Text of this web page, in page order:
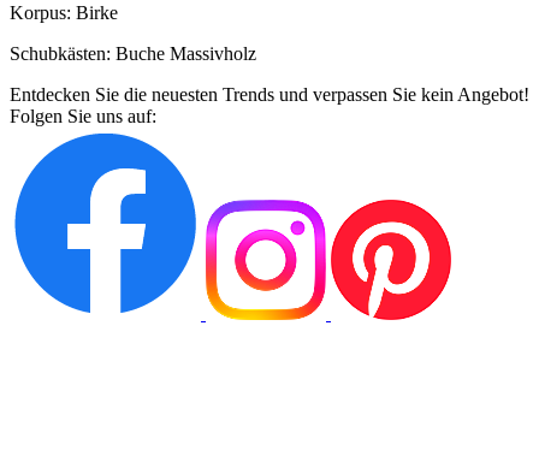
Korpus: Birke
Schubkästen: Buche Massivholz
Entdecken Sie die neuesten Trends und verpassen Sie kein Angebot!
Folgen Sie uns auf: